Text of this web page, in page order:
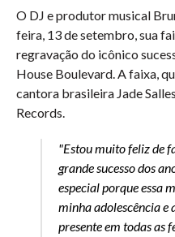
O DJ e produtor musical
feira, 13 de setembro, sua
regravação do icônico
House Boulevard. A faixa,
cantora brasileira Jade
Records.
"Estou muito feliz de
grande sucesso dos
especial porque essa
minha adolescência e
presente em todas as